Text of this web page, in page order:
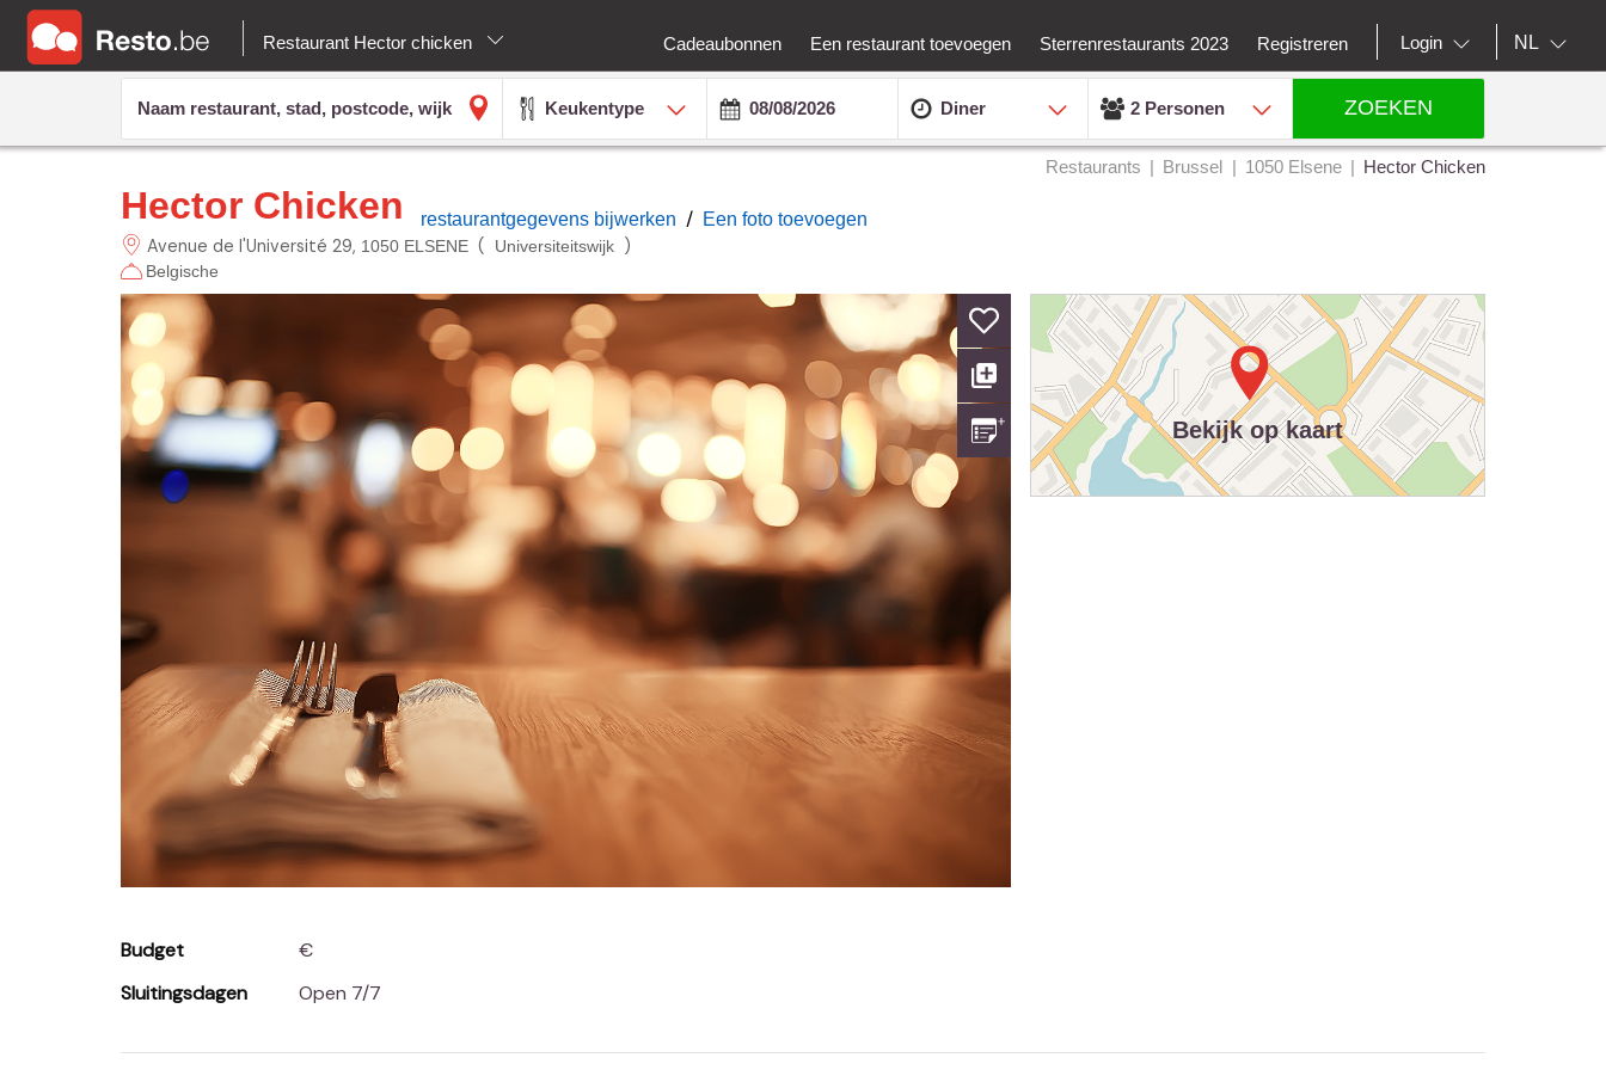
Restaurant Hector chicken Cadeaubonnen Een restaurant toevoegen Sterrenrestaurants 2023 Registreren Login NL
Keukentype Diner 2 Personen ZOEKEN
Restaurants Brussel 1050 Elsene Hector Chicken
Hector Chicken restaurantgegevens bijwerken / Een foto toevoegen
Avenue de l'Université 29 1050 ELSENE( Universiteitswijk)
Belgische
Budget
€
Sluitingsdagen
Open 7/7
Bekijk op kaart